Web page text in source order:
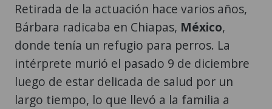
Retirada de la actuación hace varios años,
Bárbara radicaba en Chiapas, México,
donde tenía un refugio para perros. La
intérprete murió el pasado 9 de diciembre
luego de estar delicada de salud por un
largo tiempo, lo que llevó a la familia a